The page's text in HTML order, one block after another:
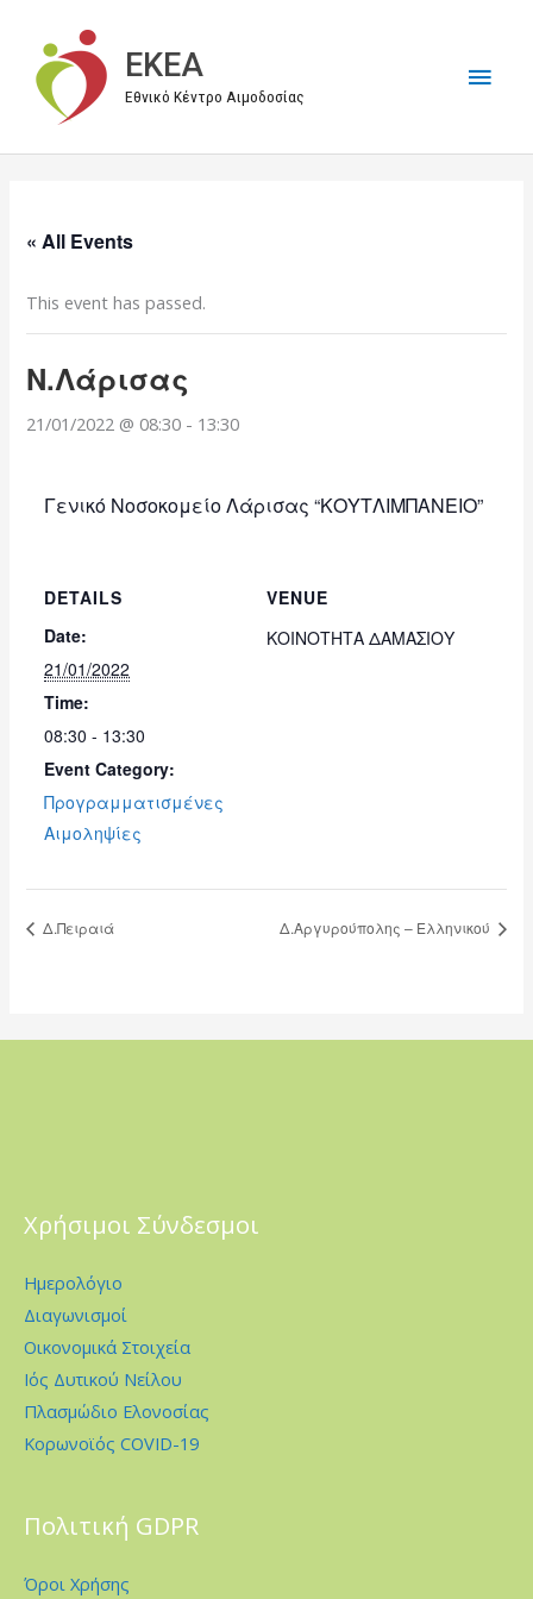
περιεχόμενο
EKEA
Εθνικό Κέντρο Αιμοδοσίας
« All Events
This event has passed.
Ν.Λάρισας
21/01/2022 @ 08:30 - 13:30
Γενικό Νοσοκομείο Λάρισας “ΚΟΥΤΛΙΜΠΑΝΕΙΟ”
DETAILS
Date:
21/01/2022
Time:
08:30 - 13:30
Event Category:
Προγραμματισμένες
Αιμοληψίες
VENUE
ΚΟΙΝΟΤΗΤΑ ΔΑΜΑΣΙΟΥ
Δ.Πειραιά Δ.Αργυρούπολης – Ελληνικού
Χρήσιμοι Σύνδεσμοι
Ημερολόγιο
Διαγωνισμοί
Οικονομικά Στοιχεία
Ιός Δυτικού Νείλου
Πλασμώδιο Ελονοσίας
Κορωνοϊός COVID-19
Πολιτική GDPR
Όροι Χρήσης